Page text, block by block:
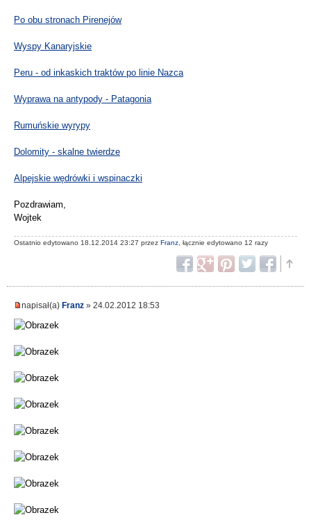
Po obu stronach Pirenejów
Wyspy Kanaryjskie
Peru - od inkaskich traktów po linie Nazca
Wyprawa na antypody - Patagonia
Rumuńskie wyrypy
Dolomity - skalne twierdze
Alpejskie wędrówki i wspinaczki
Pozdrawiam,
Wojtek
Ostatnio edytowano 18.12.2014 23:27 przez Franz , łącznie edytowano 12 razy
napisał(a) Franz » 24.02.2012 18:53